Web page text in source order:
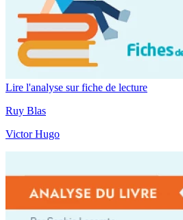
Lire l'analyse sur fiche de lecture
Ruy Blas
Victor Hugo